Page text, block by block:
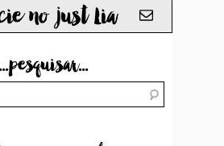
no just Lia
...pesquisar...